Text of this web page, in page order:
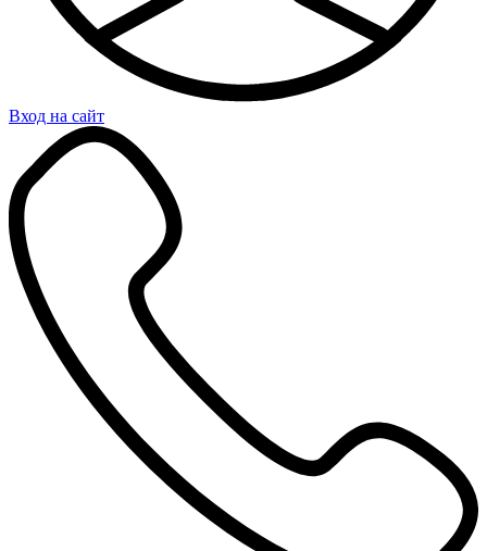
Вход на сайт